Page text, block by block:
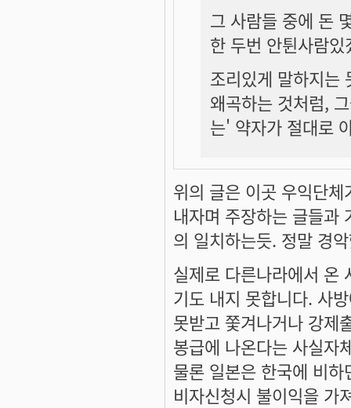
그 사람들 중에 돈
한 두번 안튄사람있
조리있게 말하지는
왜곡하는 것처럼,
는' 약자가 절대로
위의 글은 이곳 우익단
내자며 주장하는 글들과
의 일치하는듯. 정말 경
실제로 다른나라에서 온
기도 내지 못합니다. 사
못받고 쫓겨나거나 강제
봉급에 나온다는 사실자
물론 일본은 한국에 비
비자신청시 불이익을 가